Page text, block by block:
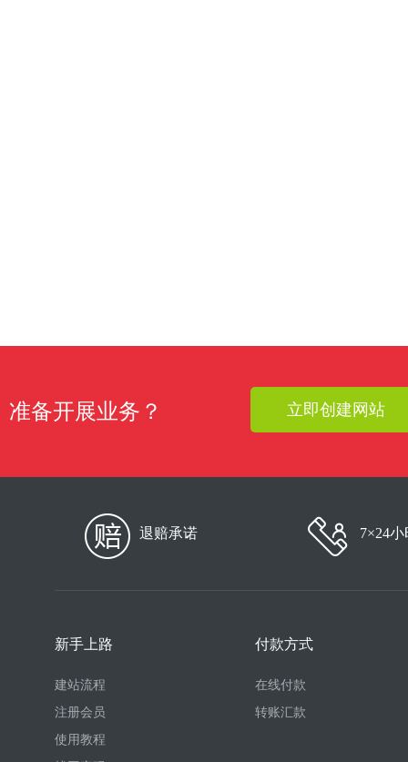
准备开展业务？ 立即创建网站
退赔承诺 7×24
新手上路
建站流程
注册会员
使用教程
付款方式
在线付款
转账汇款